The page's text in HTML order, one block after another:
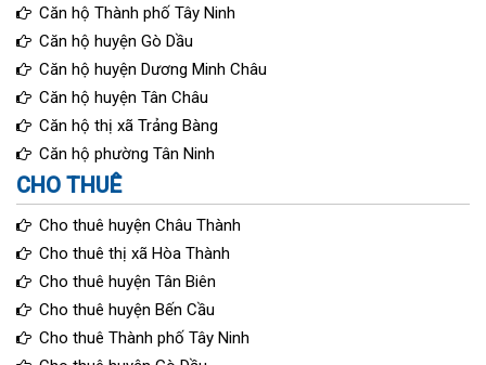
Căn hộ Thành phố Tây Ninh
Căn hộ huyện Gò Dầu
Căn hộ huyện Dương Minh Châu
Căn hộ huyện Tân Châu
Căn hộ thị xã Trảng Bàng
Căn hộ phường Tân Ninh
CHO THUÊ
Cho thuê huyện Châu Thành
Cho thuê thị xã Hòa Thành
Cho thuê huyện Tân Biên
Cho thuê huyện Bến Cầu
Cho thuê Thành phố Tây Ninh